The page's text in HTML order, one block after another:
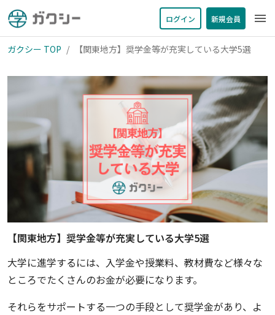
ログイン 新規会員 menu
ガクシー TOP 【関東地方】奨学金等が充実している大学5選
【関東地方】奨学金等が充実している大学5選
大学に進学するには、入学金や授業料、教材費など様々な
ところでたくさんのお金が必要になります。
それらをサポートする一つの手段として奨学金があり、よ